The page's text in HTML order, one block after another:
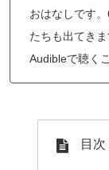
おはなしです
たちも出てき
Audibleで聴く
目次